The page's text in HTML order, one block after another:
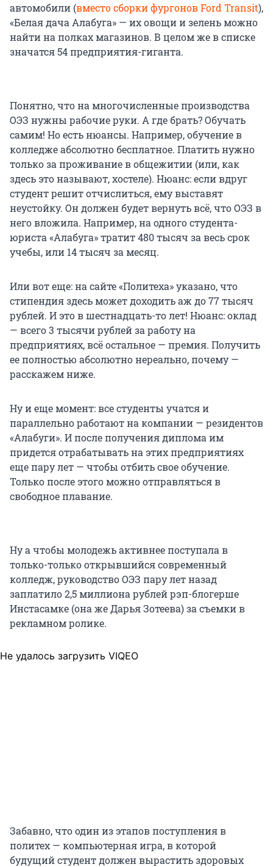
автомобили (вместо сборки фургонов Ford Transit),
«Белая дача Алабуга» — их овощи и зелень можно
найти на полках магазинов. В целом же в списке
значатся 54 предприятия-гиганта.
Понятно, что на многочисленные производства
ОЭЗ нужны рабочие руки. А где брать? Обучать
самим! Но есть нюансы. Например, обучение в
колледже абсолютно бесплатное. Платить нужно
только за проживание в общежитии (или, как
здесь это называют, хостеле). Нюанс: если вдруг
студент решит отчислиться, ему выставят
неустойку. Он должен будет вернуть всё, что ОЭЗ в
него вложила. Например, на одного студента-
юриста «Алабуга» тратит 480 тысяч за весь срок
учебы, или 14 тысяч за месяц.
Или вот еще: на сайте «Политеха» указано, что
стипендия здесь может доходить аж до 77 тысяч
рублей. И это в шестнадцать-то лет! Нюанс: оклад
— всего 3 тысячи рублей за работу на
предприятиях, всё остальное — премия. Получить
ее полностью абсолютно нереально, почему —
расскажем ниже.
Ну и еще момент: все студенты учатся и
параллельно работают на компании — резидентов
«Алабуги». И после получения диплома им
придется отрабатывать на этих предприятиях
еще пару лет — чтобы отбить свое обучение.
Только после этого можно отправляться в
свободное плавание.
Ну а чтобы молодежь активнее поступала в
только-только открывшийся современный
колледж, руководство ОЭЗ пару лет назад
заплатило 2,5 миллиона рублей рэп-блогерше
Инстасамке (она же Дарья Зотеева) за съемки в
рекламном ролике.
Не удалось загрузить VIQEO
Забавно, что один из этапов поступления в
политех — компьютерная игра, в которой
будущий студент должен вырастить здоровых